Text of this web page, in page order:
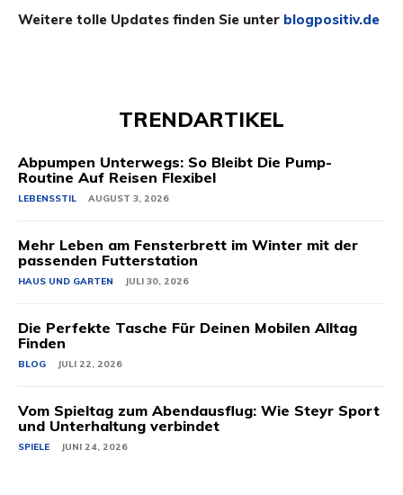
Weitere tolle Updates finden Sie unter blogpositiv.de
TRENDARTIKEL
Abpumpen Unterwegs: So Bleibt Die Pump-
Routine Auf Reisen Flexibel
LEBENSSTIL AUGUST 3, 2026
Mehr Leben am Fensterbrett im Winter mit der
passenden Futterstation
HAUS UND GARTEN JULI 30, 2026
Die Perfekte Tasche Für Deinen Mobilen Alltag
Finden
BLOG JULI 22, 2026
Vom Spieltag zum Abendausflug: Wie Steyr Sport
und Unterhaltung verbindet
SPIELE JUNI 24, 2026